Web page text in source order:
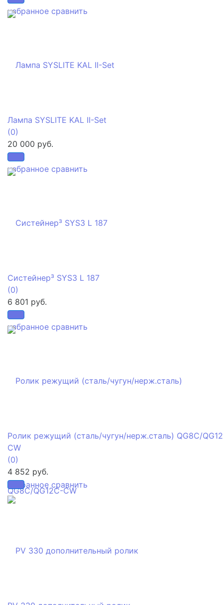
избранное сравнить
избранное сравнить
Лампа SYSLITE KAL II-Set
(0)
20 000 руб.
избранное сравнить
Систейнер³ SYS3 L 187
(0)
6 801 руб.
избранное сравнить
Ролик режущий (сталь/чугун/нерж.сталь) QG8C/
CW
(0)
4 852 руб.